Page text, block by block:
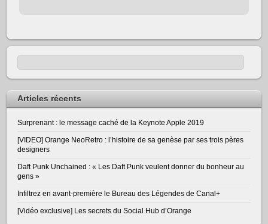
Articles récents
Surprenant : le message caché de la Keynote Apple 2019
[VIDEO] Orange NeoRetro : l’histoire de sa genèse par ses trois pères
designers
Daft Punk Unchained : « Les Daft Punk veulent donner du bonheur au
gens »
Infiltrez en avant-première le Bureau des Légendes de Canal+
[Vidéo exclusive] Les secrets du Social Hub d’Orange